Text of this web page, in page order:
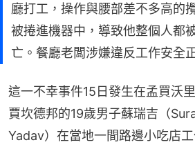
廳打工，操作與腰部差不多高的
被捲進機器中，導致他整個人都
亡。餐廳老闆涉嫌違反工作安全
這一不幸事件15日發生在孟買沃
賈坎德邦的19歲男子蘇瑞吉（
Yadav）在當地一間路邊小吃店